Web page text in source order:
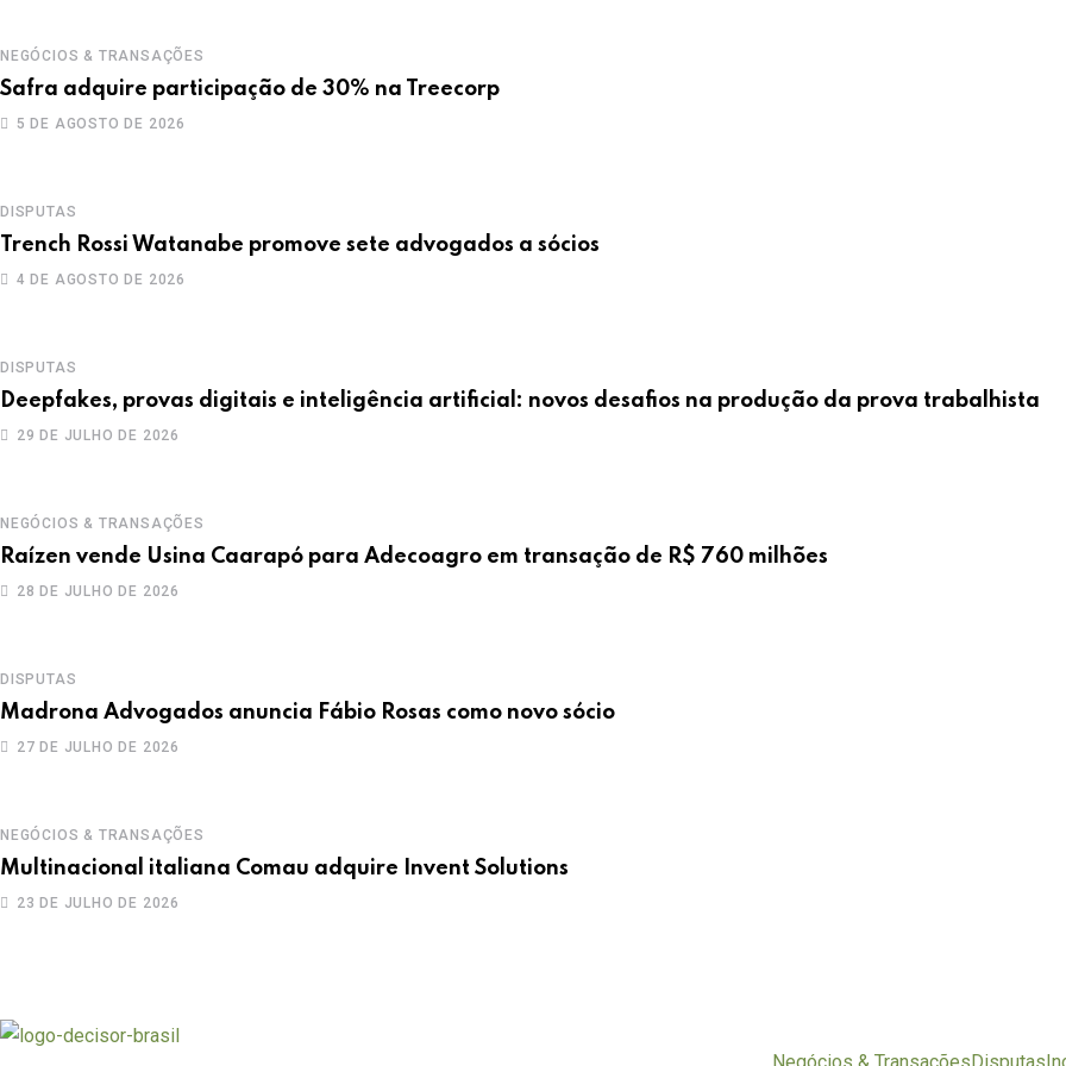
NEGÓCIOS & TRANSAÇÕES
Safra adquire participação de 30% na Treecorp
5 DE AGOSTO DE 2026
DISPUTAS
Trench Rossi Watanabe promove sete advogados a sócios
4 DE AGOSTO DE 2026
DISPUTAS
Deepfakes, provas digitais e inteligência artificial: novos desafios na produção da prova trabalhista
29 DE JULHO DE 2026
NEGÓCIOS & TRANSAÇÕES
Raízen vende Usina Caarapó para Adecoagro em transação de R$ 760 milhões
28 DE JULHO DE 2026
DISPUTAS
Madrona Advogados anuncia Fábio Rosas como novo sócio
27 DE JULHO DE 2026
NEGÓCIOS & TRANSAÇÕES
Multinacional italiana Comau adquire Invent Solutions
23 DE JULHO DE 2026